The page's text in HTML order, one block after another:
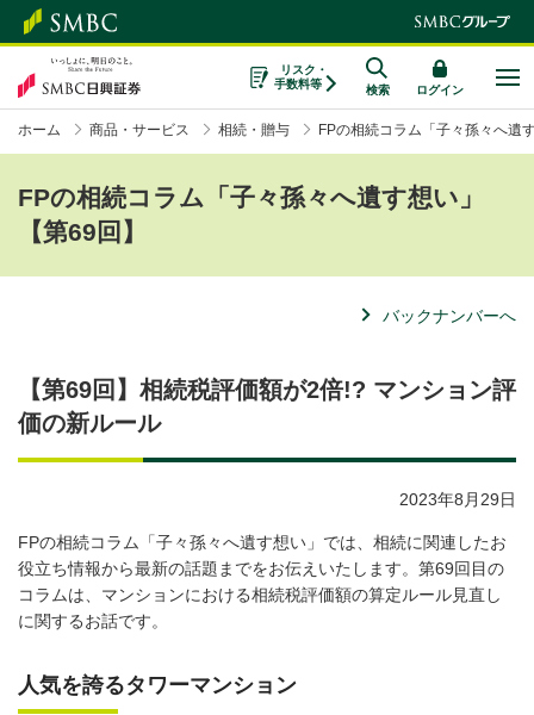
リスク・
手数料等
検索 ログイン
ホーム 商品・サービス 相続・贈与 FPの相続コラム「子々孫々へ遺
FPの相続コラム「子々孫々へ遺す想い」
【第69回】
バックナンバーへ
【第69回】相続税評価額が2倍!? マンション評
価の新ルール
2023年8月29日
FPの相続コラム「子々孫々へ遺す想い」では、相続に関連したお
役立ち情報から最新の話題までをお伝えいたします。第69回目の
コラムは、マンションにおける相続税評価額の算定ルール見直し
に関するお話です。
人気を誇るタワーマンション